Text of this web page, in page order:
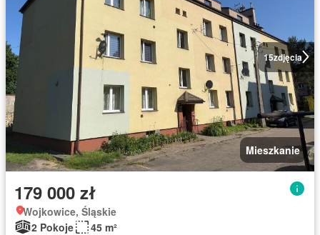
15zdjęcia
Mieszkanie
179 000 zł
Wojkowice, Śląskie
2 Pokoje
45 m²